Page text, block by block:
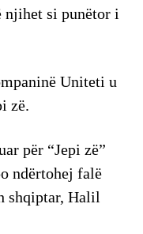
njihet si punëtor i
Uniteti u
zë.
për “Jepi zë”
ndërtohej falë
shqiptar, Halil